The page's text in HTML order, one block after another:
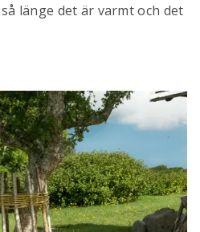
länge det är varmt och det